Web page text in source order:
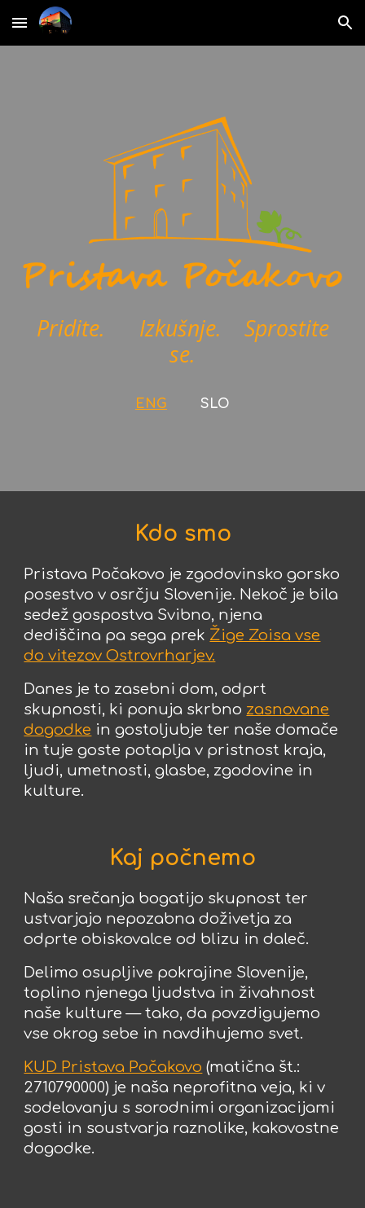
Skip to main content Skip to navigation
Pridite. Izkušnje. Sprostite
se.
ENG SLO
Kdo smo
Pristava Počakovo je zgodovinsko gorsko
posestvo v osrčju Slovenije. Nekoč je bila
sedež gospostva Svibno, njena
dediščina pa sega prek Žige Zoisa vse
do vitezov Ostrovrharjev.
Danes je to zasebni dom, odprt
skupnosti, ki ponuja skrbno zasnovane
dogodke in gostoljubje ter naše domače
in tuje goste potaplja v pristnost kraja,
ljudi, umetnosti, glasbe, zgodovine in
kulture.
Kaj počnemo
Naša srečanja bogatijo skupnost ter
ustvarjajo nepozabna doživetja za
odprte obiskovalce od blizu in daleč.
Delimo osupljive pokrajine Slovenije,
toplino njenega ljudstva in živahnost
naše kulture — tako, da povzdigujemo
vse okrog sebe in navdihujemo svet.
KUD Pristava Počakovo (matična št.:
2710790000) je naša neprofitna veja, ki v
sodelovanju s sorodnimi organizacijami
gosti in soustvarja raznolike, kakovostne
dogodke.